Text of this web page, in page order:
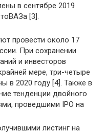
в сентябре 2019
[3].
провести около 17
При сохранении
и инвесторов
мере, три-четыре
в 2020 году [4]. Также в
тенденции двойного
проведшими IPO на
листинг на